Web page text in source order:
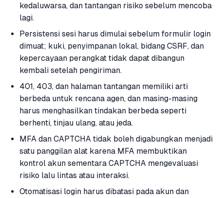
kedaluwarsa, dan tantangan risiko sebelum mencoba
lagi.
Persistensi sesi harus dimulai sebelum formulir login
dimuat; kuki, penyimpanan lokal, bidang CSRF, dan
kepercayaan perangkat tidak dapat dibangun
kembali setelah pengiriman.
401, 403, dan halaman tantangan memiliki arti
berbeda untuk rencana agen, dan masing-masing
harus menghasilkan tindakan berbeda seperti
berhenti, tinjau ulang, atau jeda.
MFA dan CAPTCHA tidak boleh digabungkan menjadi
satu panggilan alat karena MFA membuktikan
kontrol akun sementara CAPTCHA mengevaluasi
risiko lalu lintas atau interaksi.
Otomatisasi login harus dibatasi pada akun dan